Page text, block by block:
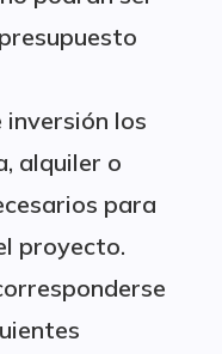
inversión los
alquiler o
para
proyecto.